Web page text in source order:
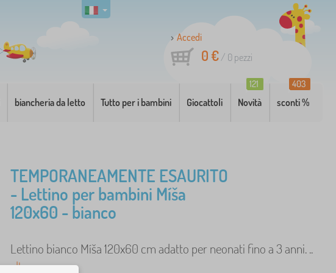
Accedi
0 €/ 0 pezzi
biancheria da letto Tutto per i bambini Giocattoli Novità
121
sconti %
403
TEMPORANEAMENTE ESAURITO
- Lettino per bambini Míša
120x60 - bianco
Lettino bianco Míša 120x60 cm adatto per neonati fino a 3 anni. ..
altro